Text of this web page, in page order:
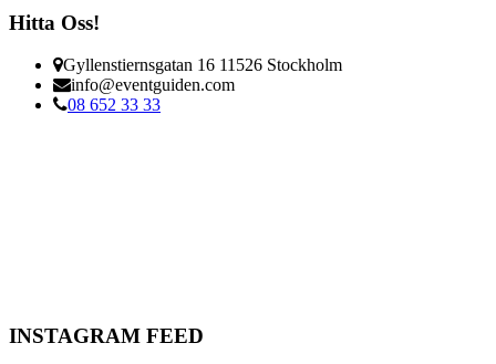
Hitta Oss!
Gyllenstiernsgatan 16 11526 Stockholm
info@eventguiden.com
08 652 33 33
INSTAGRAM FEED